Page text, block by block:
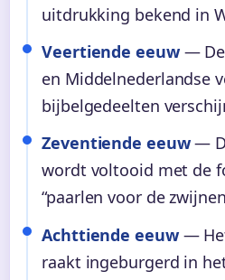
uitdrukking bekend in
Veertiende eeuw— De
en Middelnederlandse
bijbelgedeelten
Zeventiende eeuw—
wordt voltooid met de
“paarlen voor de
Achttiende eeuw—
raakt ingeburgerd in